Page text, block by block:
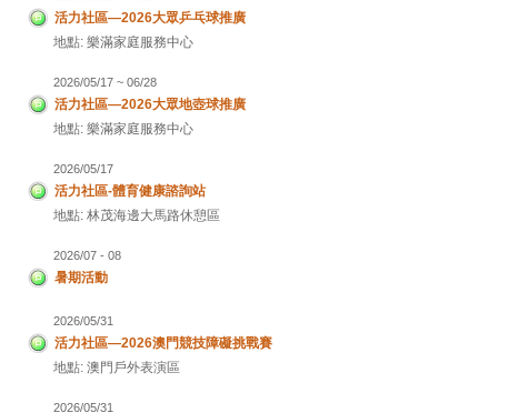
活力社區—2026大眾乒乓球推廣
地點: 樂滿家庭服務中心
2026/05/17 ~ 06/28
活力社區—2026大眾地壺球推廣
地點: 樂滿家庭服務中心
2026/05/17
活力社區-體育健康諮詢站
地點: 林茂海邊大馬路休憩區
2026/07 - 08
暑期活動
2026/05/31
活力社區—2026澳門競技障礙挑戰賽
地點: 澳門戶外表演區
2026/05/31